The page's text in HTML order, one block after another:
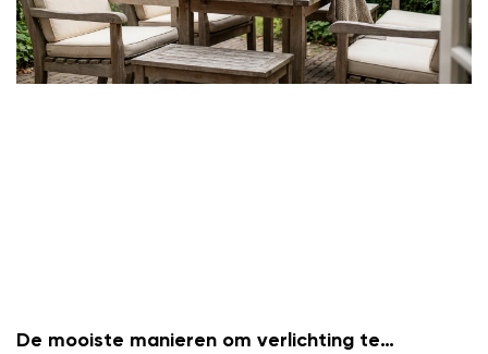
De mooiste manieren om verlichting te